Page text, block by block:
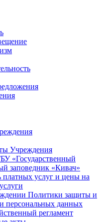
Учреждения
«Государственный
заповедник «Кивач»
платных услуг и цены на
Политики защиты и
персональных данных
регламент